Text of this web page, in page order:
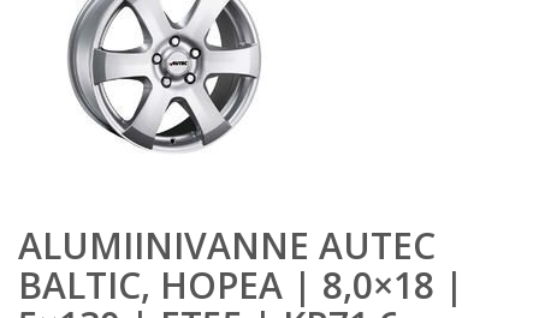
ALUMIINIVANNE AUTEC
BALTIC, HOPEA | 8,0×18 |